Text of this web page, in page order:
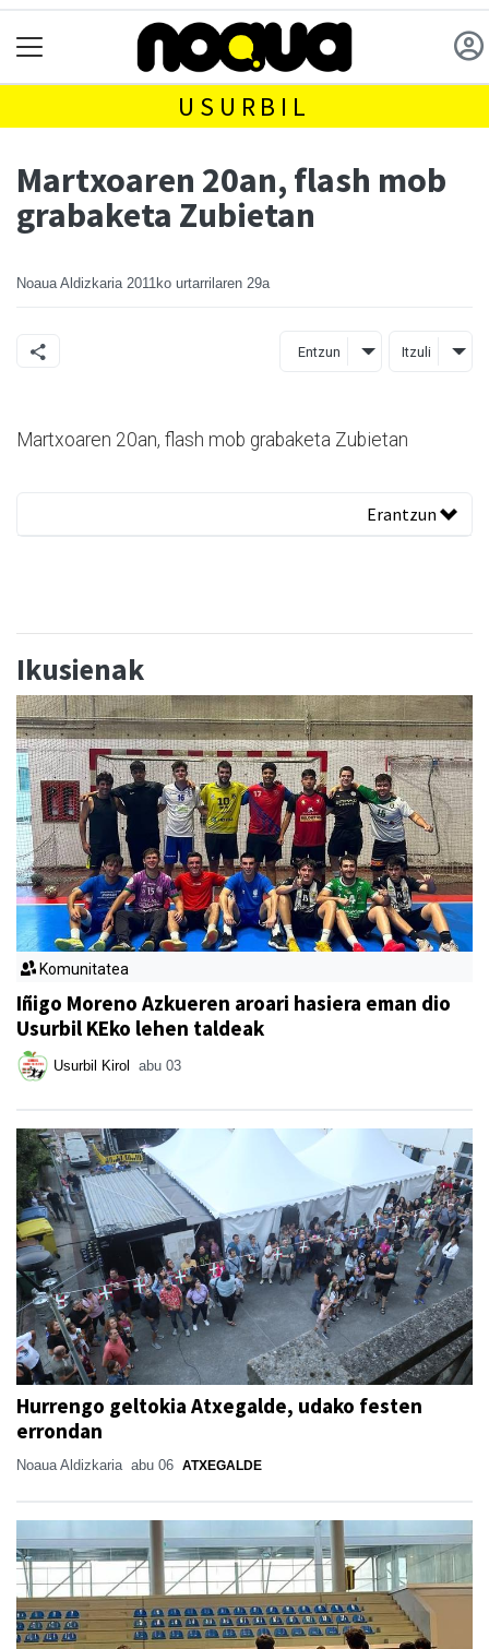
USURBIL
Martxoaren 20an, flash mob
grabaketa Zubietan
Noaua Aldizkaria 2011ko urtarrilaren 29a
Entzun Itzuli
Martxoaren 20an, flash mob grabaketa Zubietan
Erantzun
Ikusienak
Komunitatea
Iñigo Moreno Azkueren aroari hasiera eman dio
Usurbil KEko lehen taldeak
Usurbil Kirol abu 03
Hurrengo geltokia Atxegalde, udako festen
errondan
Noaua Aldizkaria abu 06 ATXEGALDE